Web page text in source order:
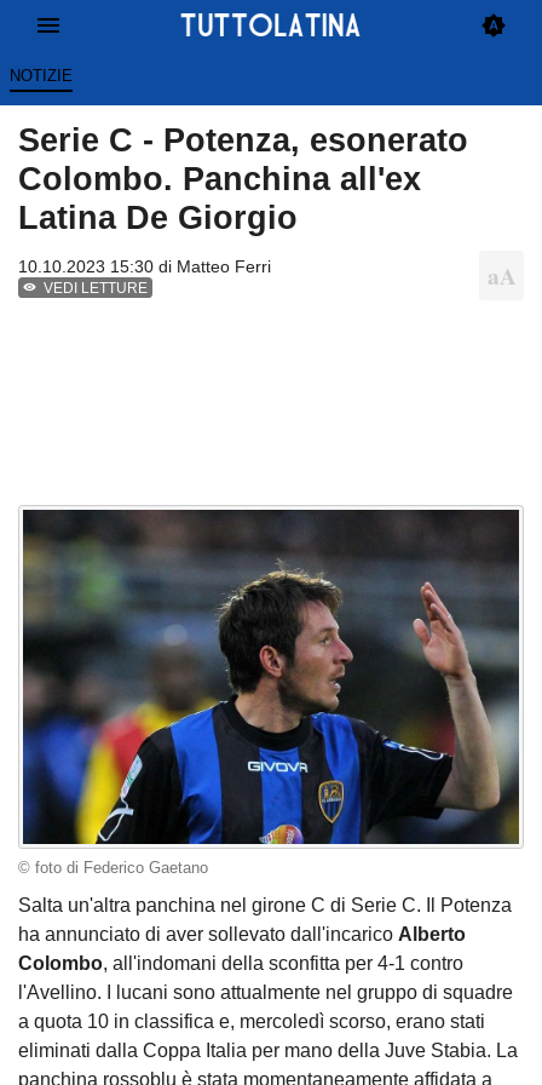
NOTIZIE
Serie C - Potenza, esonerato
Colombo. Panchina all'ex
Latina De Giorgio
10.10.2023 15:30 di Matteo Ferri
VEDI LETTURE
© foto di Federico Gaetano
Salta un'altra panchina nel girone C di Serie C. Il Potenza
ha annunciato di aver sollevato dall'incarico Alberto
Colombo, all'indomani della sconfitta per 4-1 contro
l'Avellino. I lucani sono attualmente nel gruppo di squadre
a quota 10 in classifica e, mercoledì scorso, erano stati
eliminati dalla Coppa Italia per mano della Juve Stabia. La
panchina rossoblu è stata momentaneamente affidata a